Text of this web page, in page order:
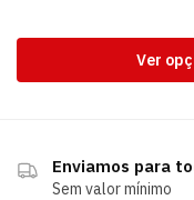
Ver
Enviamos para
Sem valor mínimo